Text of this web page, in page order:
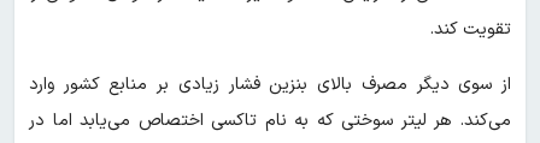
تقویت کند.
از سوی دیگر مصرف بالای بنزین فشار زیادی بر منابع کشور وارد
می‌کند. هر لیتر سوختی که به نام تاکسی اختصاص می‌یابد اما در